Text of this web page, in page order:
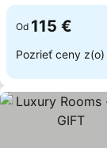
Od 115 €
Pozrieť ceny z(o)